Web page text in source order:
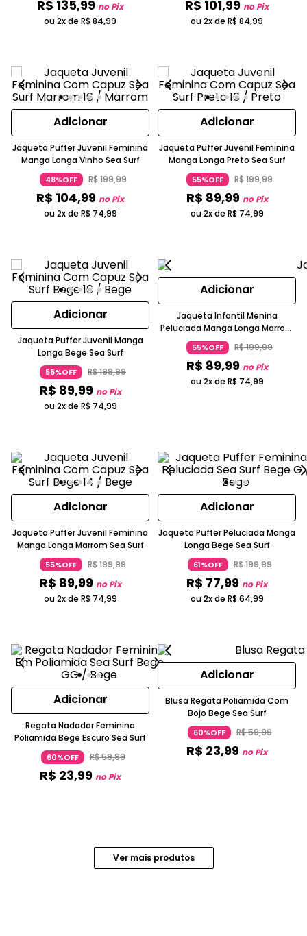
R$ 135,99 no Pix
ou 2x de R$ 84,99
R$ 101,99 no Pix
ou 2x de R$ 84,99
Adicionar
Jaqueta Puffer Juvenil Feminina
Manga Longa Vinho Sea Surf
48%OFF R$199,99
R$ 104,99 no Pix
ou 2x de R$ 74,99
Adicionar
Jaqueta Puffer Juvenil Feminina
Manga Longa Preto Sea Surf
55%OFF R$199,99
R$ 89,99 no Pix
ou 2x de R$ 74,99
Adicionar
Jaqueta Puffer Juvenil Manga
Longa Bege Sea Surf
55%OFF R$199,99
R$ 89,99 no Pix
ou 2x de R$ 74,99
Adicionar
Jaqueta Infantil Menina
Peluciada Manga Longa Marrom
Sea Surf
55%OFF R$199,99
R$ 89,99 no Pix
ou 2x de R$ 74,99
Adicionar
Jaqueta Puffer Juvenil Feminina
Manga Longa Marrom Sea Surf
55%OFF R$199,99
R$ 89,99 no Pix
ou 2x de R$ 74,99
Adicionar
Jaqueta Puffer Peluciada Manga
Longa Bege Sea Surf
61%OFF R$199,99
R$ 77,99 no Pix
ou 2x de R$ 64,99
Adicionar
Regata Nadador Feminina
Poliamida Bege Escuro Sea Surf
60%OFF R$59,99
R$ 23,99 no Pix
Adicionar
Blusa Regata Poliamida Com
Bojo Bege Sea Surf
60%OFF R$59,99
R$ 23,99 no Pix